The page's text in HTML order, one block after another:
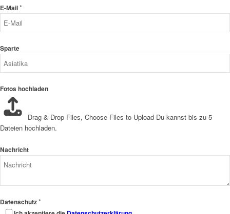
E-Mail*
Sparte
Fotos hochladen
Drag & Drop Files, Choose Files to Upload Du kannst bis zu 5
Dateien hochladen.
Nachricht
Datenschutz*